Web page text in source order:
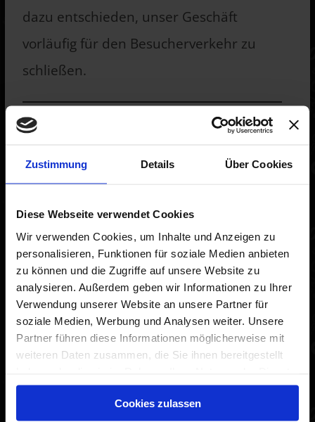
Zustimmung Details Über Cookies
Diese Webseite verwendet Cookies
Wir verwenden Cookies, um Inhalte und Anzeigen zu
personalisieren, Funktionen für soziale Medien anbieten
zu können und die Zugriffe auf unsere Website zu
analysieren. Außerdem geben wir Informationen zu Ihrer
Verwendung unserer Website an unsere Partner für
soziale Medien, Werbung und Analysen weiter. Unsere
Partner führen diese Informationen möglicherweise mit
weiteren Daten zusammen, die Sie ihnen bereitgestellt
gesammelt haben. Sie geben Einwilligung zu unseren
Cookies, wenn Sie unsere Webseite weiterhin nutzen.
Cookies zulassen
dazu entschieden, unser Geschäft
vorläufig für den Besucherverkehr zu
schließen.
Termine sind nur noch nach
03691 – 203176 oder per Mail an
Öffnungszeiten – geändert !!
Uncategorized
Kategorie